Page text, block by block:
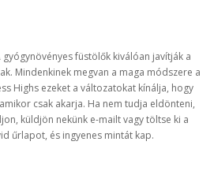
gyógynövényes füstölők kiválóan javítják a
Mindenkinek megvan a maga módszere a
Highs ezeket a változatokat kínálja, hogy
csak akarja. Ha nem tudja eldönteni,
küldjön nekünk e-mailt vagy töltse ki a
űrlapot, és ingyenes mintát kap.